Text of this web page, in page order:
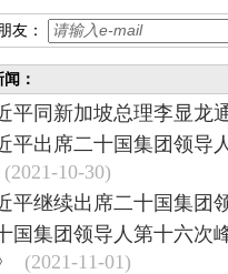
友：
：
平同新加坡总理李显龙
平出席二十国集团领导
(2021-10-30)
平继续出席二十国集团
国集团领导人第十六次
(2021-11-01)